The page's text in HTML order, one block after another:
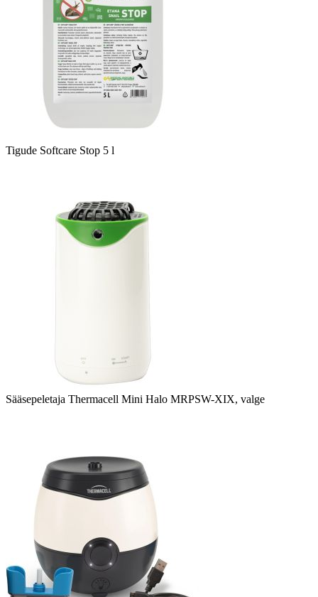
Tigude Softcare Stop 5 l
Sääsepeletaja Thermacell Mini Halo MRPSW-XIX, valge